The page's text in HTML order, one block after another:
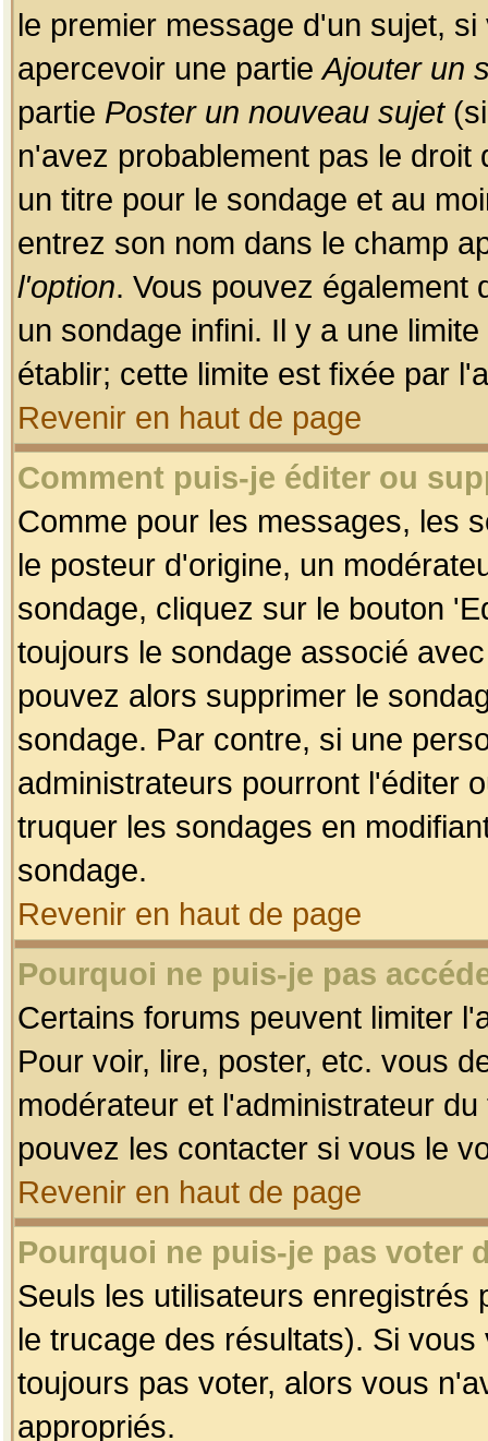
le premier message d'un sujet,
apercevoir une partieAjouter un
partie Poster un nouveau sujet(si
n'avez probablement pas le
un titre pour le sondage et au
entrez son nom dans le champ
l'option. Vous pouvez également
un sondage infini. Il y a une
établir; cette limite est fixée par
Revenir en haut de page
Comment puis-je éditer ou
Comme pour les messages, les
le posteur d'origine, un
sondage, cliquez sur le bouton
toujours le sondage associé
pouvez alors supprimer le
sondage. Par contre, si une
administrateurs pourront l'éditer
truquer les sondages en
sondage.
Revenir en haut de page
Pourquoi ne puis-je pas
Certains forums peuvent limiter
Pour voir, lire, poster, etc. vous
modérateur et l'administrateur
pouvez les contacter si vous le
Revenir en haut de page
Pourquoi ne puis-je pas voter
Seuls les utilisateurs enregistrés
le trucage des résultats). Si
toujours pas voter, alors vous
appropriés.